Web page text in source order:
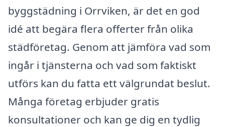
byggstädning i Orrviken, är det en god
idé att begära flera offerter från olika
städföretag. Genom att jämföra vad som
ingår i tjänsterna och vad som faktiskt
utförs kan du fatta ett välgrundat beslut.
Många företag erbjuder gratis
konsultationer och kan ge dig en tydlig